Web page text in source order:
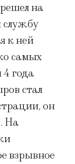
на
службу
к ней
самых
года
стал
он
На
взрывное